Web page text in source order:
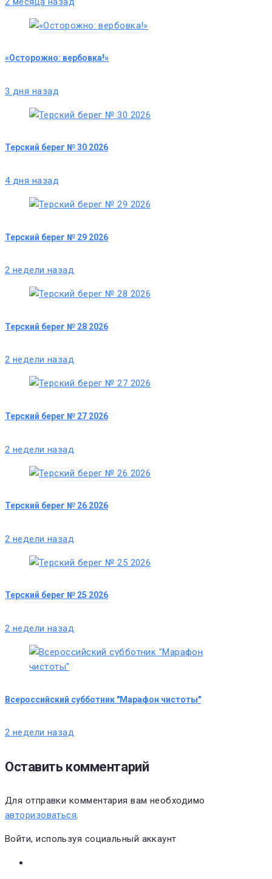
«Осторожно: вербовка!»
3 дня назад
Терский берег № 30 2026
4 дня назад
Терский берег № 29 2026
2 недели назад
Терский берег № 28 2026
2 недели назад
Терский берег № 27 2026
2 недели назад
Терский берег № 26 2026
2 недели назад
Терский берег № 25 2026
2 недели назад
Всероссийский субботник "Марафон чистоты"
2 недели назад
Оставить комментарий
Для отправки комментария вам необходимо
авторизоваться.
Войти, используя социальный аккаунт